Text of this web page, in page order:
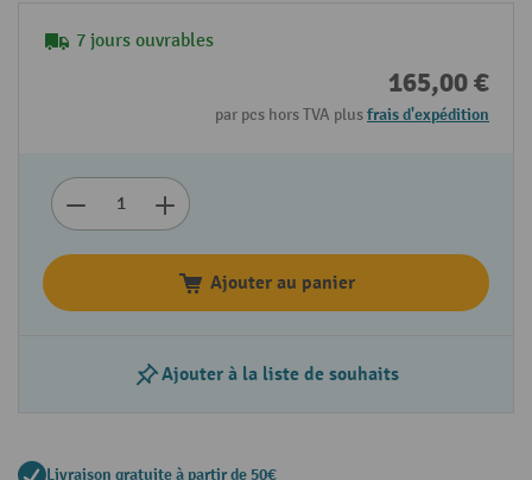
7 jours ouvrables
165,00 €
par pcs hors TVA plusfrais d'expédition
Ajouter au panier
Ajouter à la liste de souhaits
Livraison gratuite à partir de 50€